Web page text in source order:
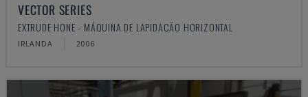
VECTOR SERIES
EXTRUDE HONE - MÁQUINA DE LAPIDAÇÃO HORIZONTAL
IRLANDA 2006